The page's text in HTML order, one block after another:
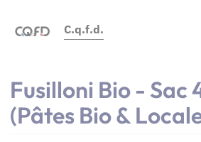
C.q.f.d.
Fusilloni Bio - Sac
(Pâtes Bio &